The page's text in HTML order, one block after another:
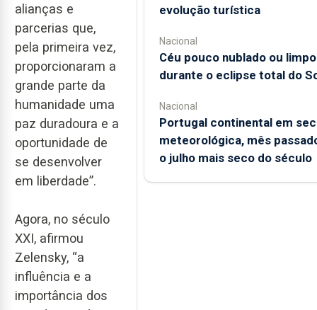
alianças e
parcerias que,
pela primeira vez,
proporcionaram a
grande parte da
humanidade uma
paz duradoura e a
oportunidade de
se desenvolver
em liberdade”.
Agora, no século
XXI, afirmou
Zelensky, “a
influência e a
importância dos
evolução turística
Nacional
Céu pouco nublado ou limpo
durante o eclipse total do
Nacional
Portugal continental em
meteorológica, mês
o julho mais seco do século